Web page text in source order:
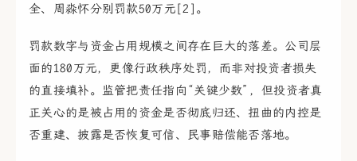
全、周淼怀分别罚款50万元[2]。
罚款数字与资金占用规模之间存在巨大的落差。公司层
面的180万元，更像行政秩序处罚，而非对投资者损失
的直接填补。监管把责任指向“关键少数”，但投资者真
正关心的是被占用的资金是否彻底归还、扭曲的内控是
否重建、披露是否恢复可信、民事赔偿能否落地。